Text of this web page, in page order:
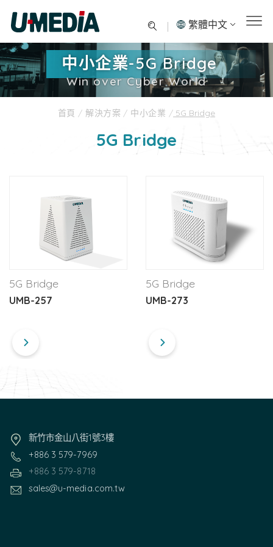
繁體中文
中小企業-5G Bridge
Win over Cyber World
5G Bridge
首頁 / 解決方案 / 中小企業 / 5G Bridge
5G Bridge
UMB-257
5G Bridge
UMB-273
新竹市金山八街1號3樓
+886 3 579-7969
+886 3 579-8718
sales@u-media.com.tw